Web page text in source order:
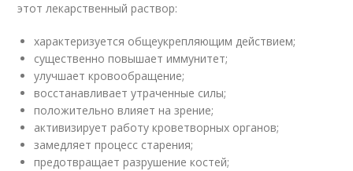
этот лекарственный раствор:
характеризуется общеукрепляющим действием;
существенно повышает иммунитет;
улучшает кровообращение;
восстанавливает утраченные силы;
положительно влияет на зрение;
активизирует работу кроветворных органов;
замедляет процесс старения;
предотвращает разрушение костей;